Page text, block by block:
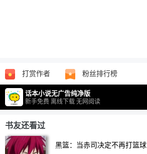
打赏作者 粉丝排行榜
话本小说无广告纯净版
新手免费 离线下载 无网阅读
书友还看过
黑篮：当赤司决定不再打篮球